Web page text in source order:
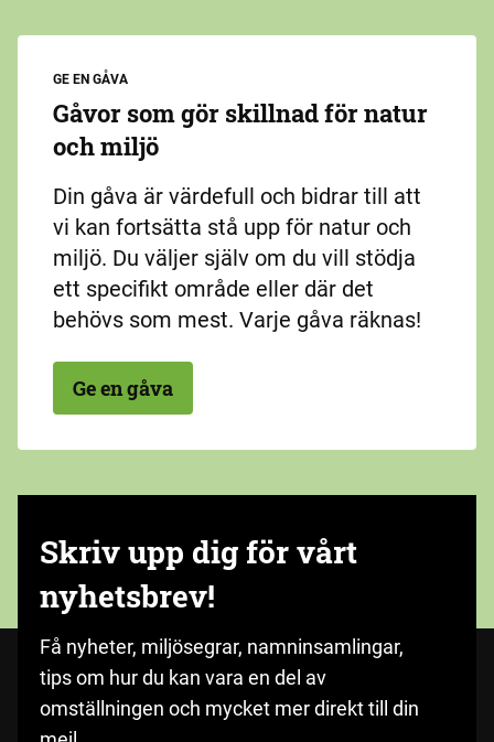
GE EN GÅVA
Gåvor som gör skillnad för natur
och miljö
Din gåva är värdefull och bidrar till att
vi kan fortsätta stå upp för natur och
miljö. Du väljer själv om du vill stödja
ett specifikt område eller där det
behövs som mest. Varje gåva räknas!
Ge en gåva
Skriv upp dig för vårt
nyhetsbrev!
Få nyheter, miljösegrar, namninsamlingar,
tips om hur du kan vara en del av
omställningen och mycket mer direkt till din